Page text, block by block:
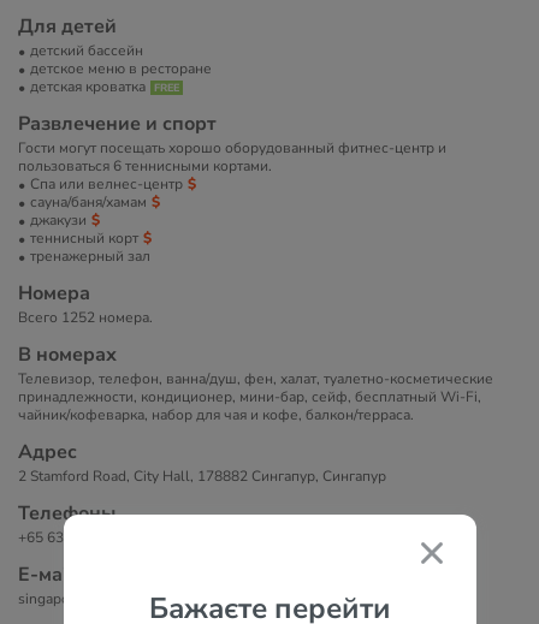
Бажаєте перейти
Для детей
детский бассейн
детское меню в ресторане
детская кроватка
Развлечение и спорт
Гости могут посещать хорошо оборудованный фитнес-центр и
пользоваться 6 теннисными кортами.
Спа или велнес-центр
сауна/баня/хамам
джакузи
теннисный корт
тренажерный зал
Номера
Всего 1252 номера.
В номерах
Телевизор, телефон, ванна/душ, фен, халат, туалетно-косметические
принадлежности, кондиционер, мини-бар, сейф, бесплатный Wi-Fi,
чайник/кофеварка, набор для чая и кофе, балкон/терраса.
Адрес
2 Stamford Road, City Hall, 178882 Сингапур, Сингапур
Телефоны
+65 6338 8585
Е-маil
singapore-stamford@swissotel.com